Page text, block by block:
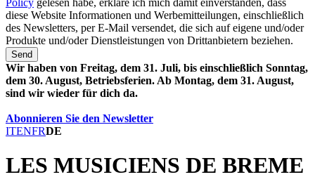
Policy gelesen habe, erkläre ich mich damit einverstanden, dass
diese Website Informationen und Werbemitteilungen, einschließlich
des Newsletters, per E-Mail versendet, die sich auf eigene und/oder
Produkte und/oder Dienstleistungen von Drittanbietern beziehen.
Send
Wir haben von Freitag, dem 31. Juli, bis einschließlich Sonntag,
dem 30. August, Betriebsferien. Ab Montag, dem 31. August,
sind wir wieder für dich da.
Abonnieren Sie den Newsletter
ITENFRDE
LES MUSICIENS DE BREME